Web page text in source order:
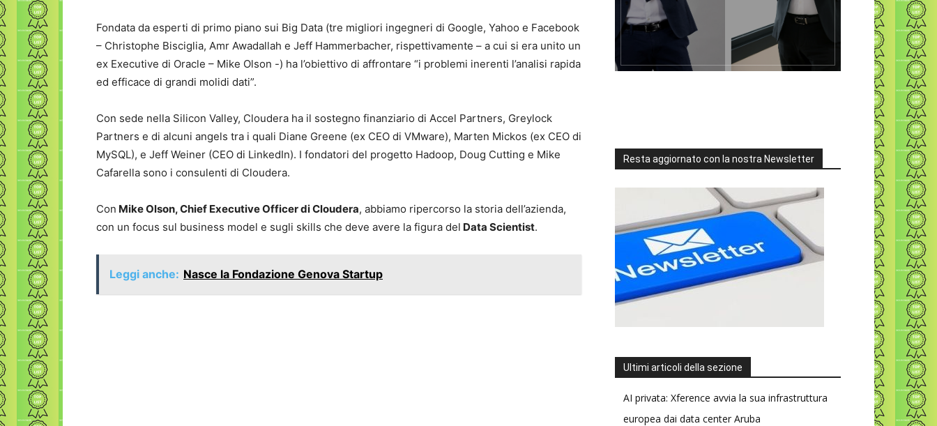
Fondata da esperti di primo piano sui Big Data (tre migliori ingegneri di Google, Yahoo e Facebook
– Christophe Bisciglia, Amr Awadallah e Jeff Hammerbacher, rispettivamente – a cui si era unito un
ex Executive di Oracle – Mike Olson -) ha l’obiettivo di affrontare “i problemi inerenti l’analisi rapida
ed efficace di grandi molidi dati”.
Con sede nella Silicon Valley, Cloudera ha il sostegno finanziario di Accel Partners, Greylock
Partners e di alcuni angels tra i quali Diane Greene (ex CEO di VMware), Marten Mickos (ex CEO di
MySQL), e Jeff Weiner (CEO di LinkedIn). I fondatori del progetto Hadoop, Doug Cutting e Mike
Cafarella sono i consulenti di Cloudera.
Con Mike Olson, Chief Executive Officer di Cloudera, abbiamo ripercorso la storia dell’azienda,
con un focus sul business model e sugli skills che deve avere la figura del Data Scientist.
Leggi anche: Nasce la Fondazione Genova Startup
Resta aggiornato con la nostra Newsletter
Ultimi articoli della sezione
AI privata: Xference avvia la sua infrastruttura
europea dai data center Aruba